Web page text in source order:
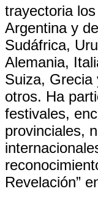
trayectoria
Argentina y
Sudáfrica,
Alemania,
Suiza, Grecia
otros. Ha
festivales,
provinciales,
Revelación”